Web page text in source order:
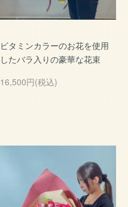
ビタミンカラーのお花を使用
したバラ入りの豪華な花束
16,500円(税込)